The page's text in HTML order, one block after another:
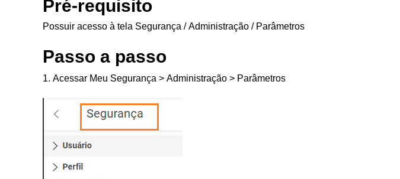
Pré-requisito
Possuir acesso à tela Segurança / Administração / Parâmetros
Passo a passo
1. Acessar Meu Segurança > Administração > Parâmetros